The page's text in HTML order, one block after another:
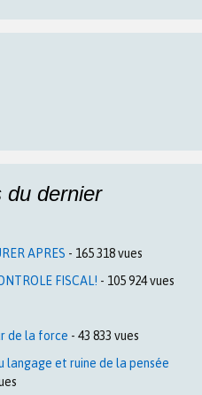
du dernier
APRES - 165 318 vues
FISCAL! - 105 924 vues
de la force - 43 833 vues
langage et ruine de la pensée